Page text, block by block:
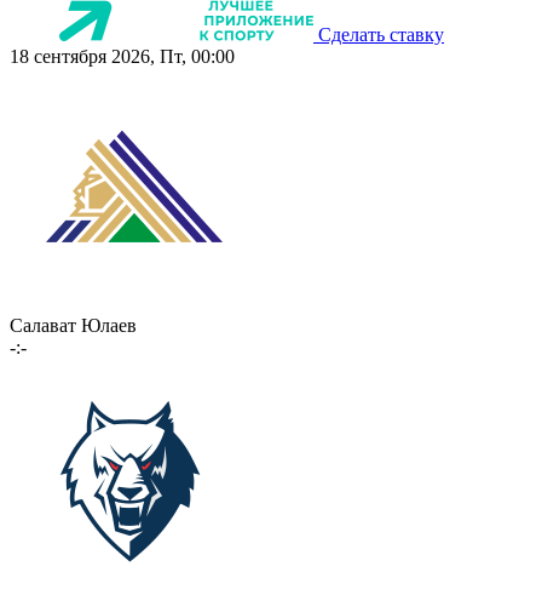
Сделать ставку
18 сентября 2026, Пт, 00:00
Салават Юлаев
-:-